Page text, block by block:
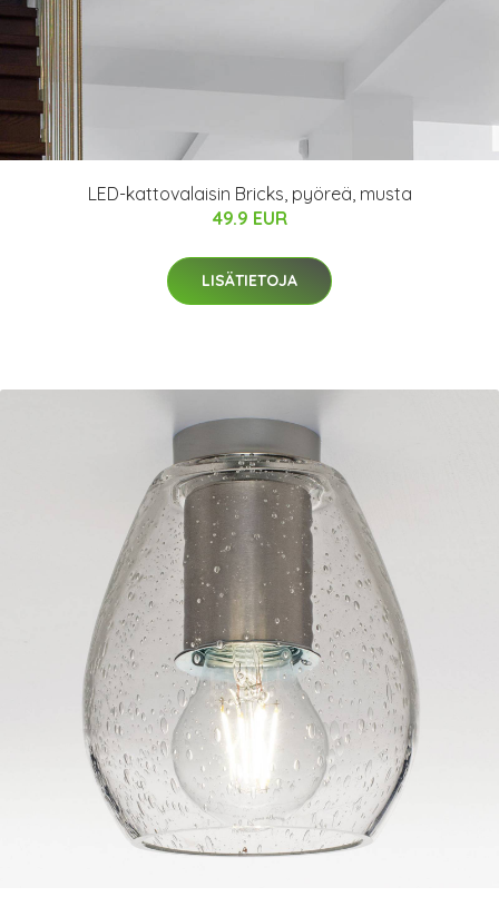
LED-kattovalaisin Bricks, pyöreä, musta
49.9 EUR
LISÄTIETOJA